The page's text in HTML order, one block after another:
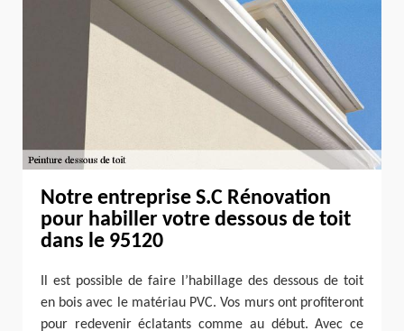
Notre entreprise S.C Rénovation
pour habiller votre dessous de toit
dans le 95120
Il est possible de faire l’habillage des dessous de toit
en bois avec le matériau PVC. Vos murs ont profiteront
pour redevenir éclatants comme au début. Avec ce